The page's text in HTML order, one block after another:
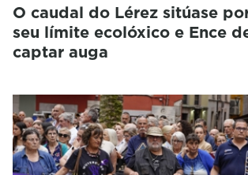
O caudal do Lérez sitúase
seu límite ecolóxico e Ence
captar auga